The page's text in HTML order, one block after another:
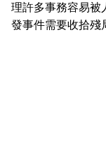
理許多事務容易被
發事件需要收拾殘